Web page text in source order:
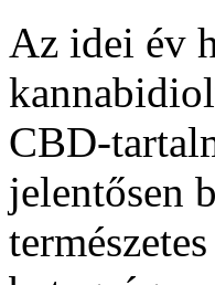
Az idei év
CBD-
jelentősen